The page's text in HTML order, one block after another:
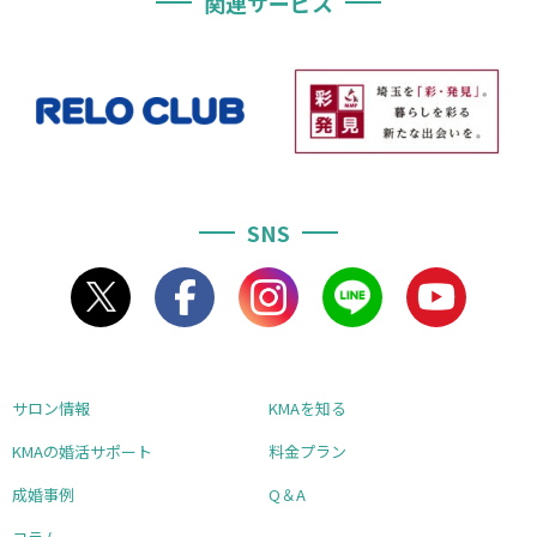
SNS
サロン情報
KMAを知る
KMAの婚活サポート
料金プラン
成婚事例
Q＆A